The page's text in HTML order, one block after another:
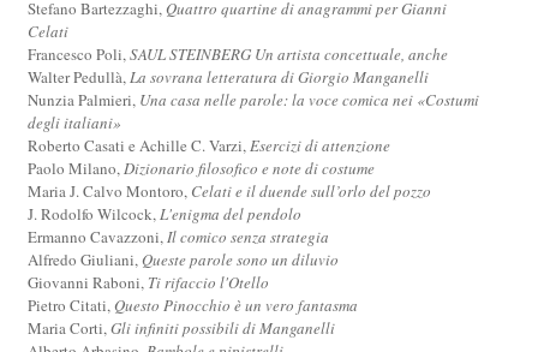
Stefano Bartezzaghi,Quattro quartine di anagrammi per Gianni
Celati
Francesco Poli,SAUL STEINBERG Un artista concettuale, anche
Walter Pedullà,La sovrana letteratura di Giorgio Manganelli
Nunzia Palmieri, Una casa nelle parole: la voce comica nei «Costumi
degli italiani»
Roberto Casati e Achille C. Varzi,Esercizi di attenzione
Paolo Milano,Dizionario filosofico e note di costume
Maria J. Calvo Montoro, Celati e il duende sull’orlo del pozzo
J. Rodolfo Wilcock,L'enigma del pendolo
Ermanno Cavazzoni,Il comico senza strategia
Alfredo Giuliani,Queste parole sono un diluvio
Giovanni Raboni, Ti rifaccio l'Otello
Pietro Citati,Questo Pinocchio è un vero fantasma
Maria Corti,Gli infiniti possibili di Manganelli